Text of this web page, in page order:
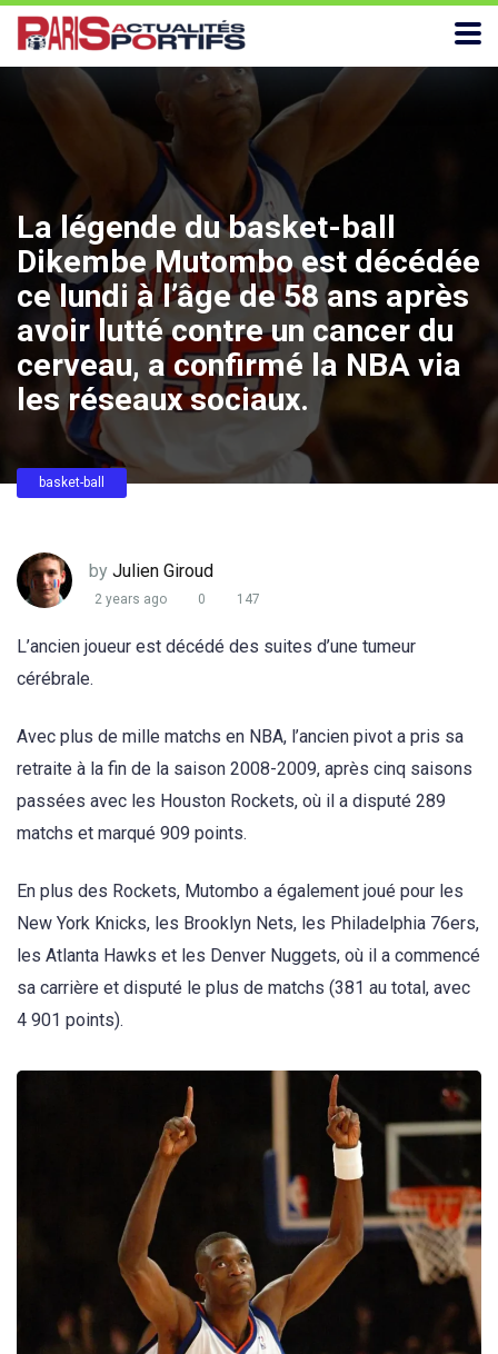
La légende du basket-ball
Dikembe Mutombo est décédée
ce lundi à l’âge de 58 ans après
avoir lutté contre un cancer du
cerveau, a confirmé la NBA via
les réseaux sociaux.
basket-ball
by Julien Giroud
2 years ago 0 147
L’ancien joueur est décédé des suites d’une tumeur
cérébrale.
Avec plus de mille matchs en NBA, l’ancien pivot a pris sa
retraite à la fin de la saison 2008-2009, après cinq saisons
passées avec les Houston Rockets, où il a disputé 289
matchs et marqué 909 points.
En plus des Rockets, Mutombo a également joué pour les
New York Knicks, les Brooklyn Nets, les Philadelphia 76ers,
les Atlanta Hawks et les Denver Nuggets, où il a commencé
sa carrière et disputé le plus de matchs (381 au total, avec
4 901 points).